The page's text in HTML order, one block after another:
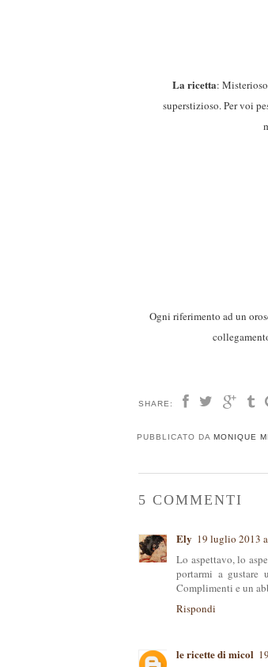
La ricetta:
superstizioso. Per voi
Ogni riferimento ad un
SHARE:
PUBBLICATO DA MONIQUE
5 COMMENTI
Ely 19 luglio 2013
Lo aspettavo, lo
portarmi a gustare
Complimenti e un
Rispondi
le ricette di micol